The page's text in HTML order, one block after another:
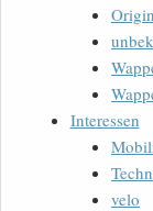
Interessen
velo